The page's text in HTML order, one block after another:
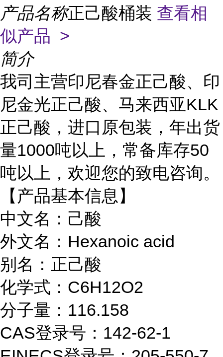
产品名称正己酸桶装 查看相
似产品 >
简介
我司主营印尼春金正己酸、印
尼金光正己酸、马来西亚KLK
正己酸，进口原包装，年出货
量1000吨以上，常备库存50
吨以上，欢迎您的致电咨询。
【产品基本信息】
中文名：己酸
外文名：Hexanoic acid
别名：正己酸
化学式：C6H12O2
分子量：116.158
CAS登录号：142-62-1